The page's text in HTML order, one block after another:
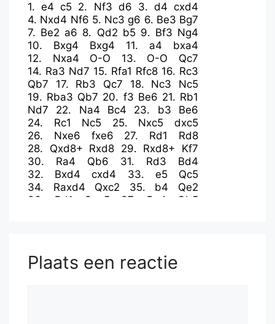
1.e4 c5 2. Nf3 d6 3. d4 cxd4
4. Nxd4 Nf6 5. Nc3 g6 6. Be3 Bg7
7. Be2 a6 8. Qd2 b5 9. Bf3 Ng4
10. Bxg4 Bxg4 11. a4
bxa4
12. Nxa4 O-O 13. O-O
Qc7
14. Ra3 Nd7 15. Rfa1 Rfc8 16. Rc3
Qb7
17. Rb3 Qc7 18. Nc3
Nc5
19. Rba3 Qb7 20. f3 Be6 21. Rb1
Nd7
22. Na4 Bc4 23. b3
Be6
24. Rc1 Nc5 25. Nxc5
dxc5
26. Nxe6 fxe6 27. Rd1
Rd8
28. Qxd8+ Rxd8 29. Rxd8+
Kf7
30. Ra4 Qb6 31. Rd3
Bd4
32. Bxd4 cxd4 33. e5
Qc5
34. Raxd4 Qxc2 35. b4
Qe2
36. Rd1 Qxe5 37. Re4
Qb5
Plaats een reactie